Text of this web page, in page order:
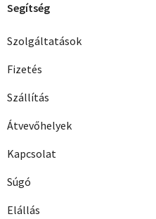
Segítség
Szolgáltatások
Fizetés
Szállítás
Átvevőhelyek
Kapcsolat
Súgó
Elállás